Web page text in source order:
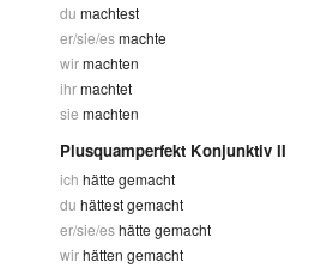
du machtest
er/sie/esmachte
wirmachten
ihrmachtet
sie machten
Plusquamperfekt Konjunktiv II
ich hätte gemacht
du hättest gemacht
er/sie/eshätte gemacht
wirhätten gemacht